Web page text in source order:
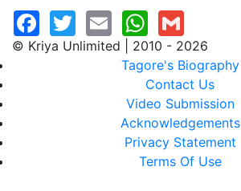
© Kriya Unlimited | 2010 - 2026
Tagore's Biography
Contact Us
Video Submission
Acknowledgements
Privacy Statement
Terms Of Use